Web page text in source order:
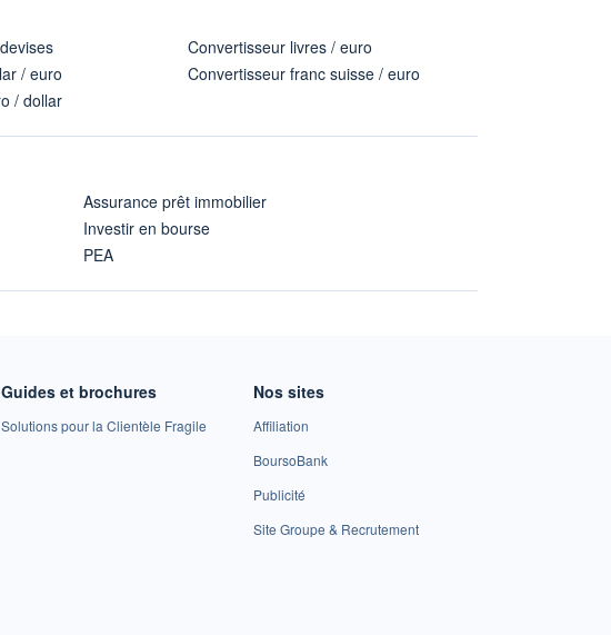
/ euro
/ dollar
Convertisseur livres / euro
Convertisseur franc suisse / euro
Assurance prêt immobilier
Investir en bourse
PEA
Guides et brochures
Solutions pour la Clientèle Fragile
Nos sites
Affiliation
BoursoBank
Publicité
Site Groupe & Recrutement